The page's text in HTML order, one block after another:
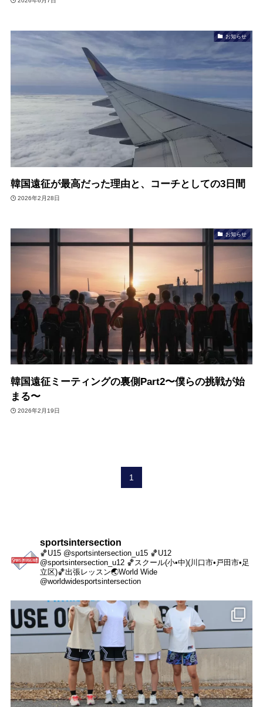
お知らせ
韓国遠征が最高だった理由と、コーチとしての3日間
2026年2月28日
お知らせ
韓国遠征ミーティングの裏側Part2〜僕らの挑戦が始
まる〜
2026年2月19日
1
sportsintersection
🏀U15 @sportsintersection_u15 🏀U12
@sportsintersection_u12 🏀スクール(小•中)(川口市•戸田市•足
立区)🏀出張レッスン🌏World Wide
@worldwidesportsintersection